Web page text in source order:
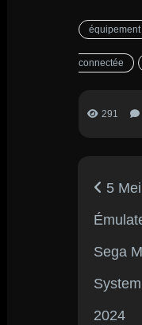
équipement
connectée
291
5
Sega
2024